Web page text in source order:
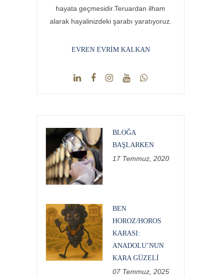
hayata geçmesidir.Teruardan ilham
alarak hayalinizdeki şarabı yaratıyoruz.
EVREN EVRIM KALKAN
BLOĞA
BAŞLARKEN
17 Temmuz, 2020
BEN
HOROZ/HOROS
KARASI:
ANADOLU’NUN
KARA GÜZELI
07 Temmuz, 2025